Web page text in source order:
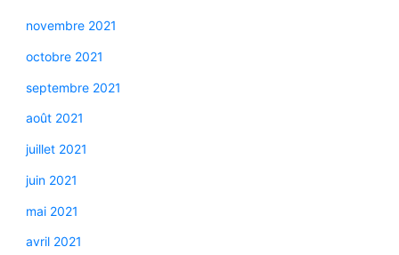
novembre 2021
octobre 2021
septembre 2021
août 2021
juillet 2021
juin 2021
mai 2021
avril 2021